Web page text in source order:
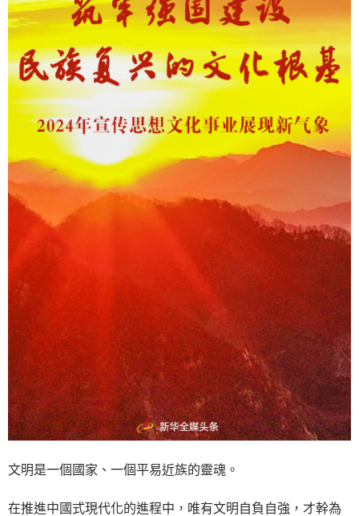
文明是一個國家、一個平易近族的靈魂。
在推進中國式現代化的進程中，唯有文明自負自強，才幹為